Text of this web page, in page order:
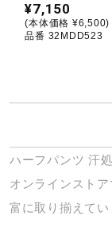
サポー
ジュニ
メディ
¥7,150
(本体価格 ¥6,500)
品番 32MDD523
ハーフパンツ 汗
オンラインスト
富に取り揃えてい